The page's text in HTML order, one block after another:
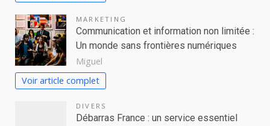
MARKETING
Communication et information non limitée :
Un monde sans frontières numériques
Miguel
Voir article complet
DIVERS
Débarras France : un service essentiel